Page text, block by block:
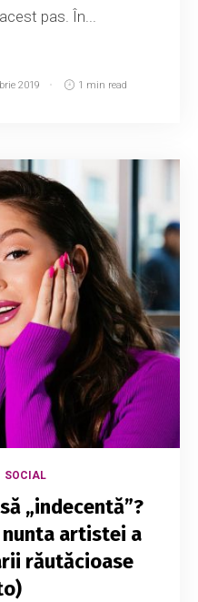
pas. În...
2019 1 min read
SOCIAL
„indecentă”?
nunta artistei a
răutăcioase